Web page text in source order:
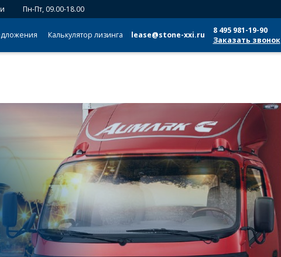
Пн-Пт, 09.00-18.00
Калькулятор лизинга lease@stone-xxi.ru
8 495 981-19-90
Заказать звонок